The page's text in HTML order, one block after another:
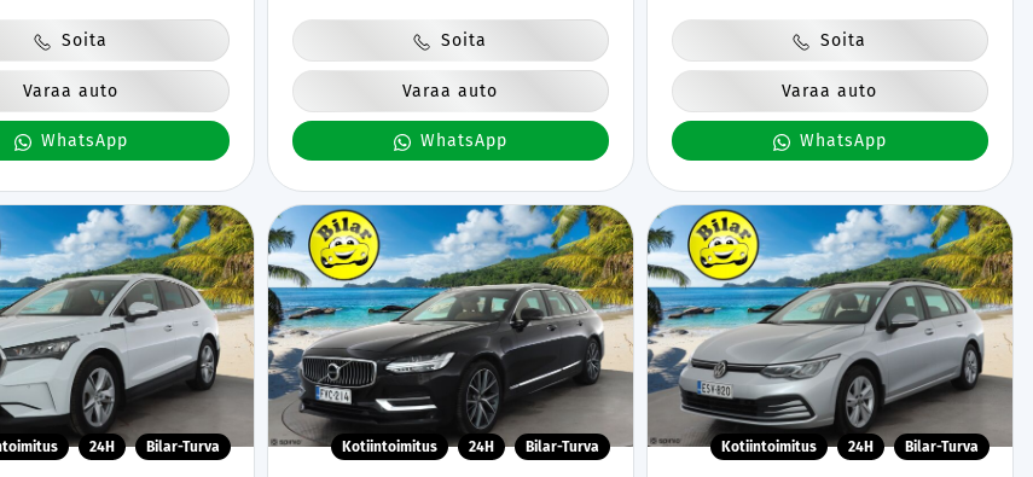
Soita
Varaa auto
WhatsApp
Soita
Varaa auto
WhatsApp
Soita
Varaa auto
WhatsApp
24H Bilar-Turva Kotiintoimitus 24H Bilar-Turva Kotiintoimitus 24H Bilar-Turva